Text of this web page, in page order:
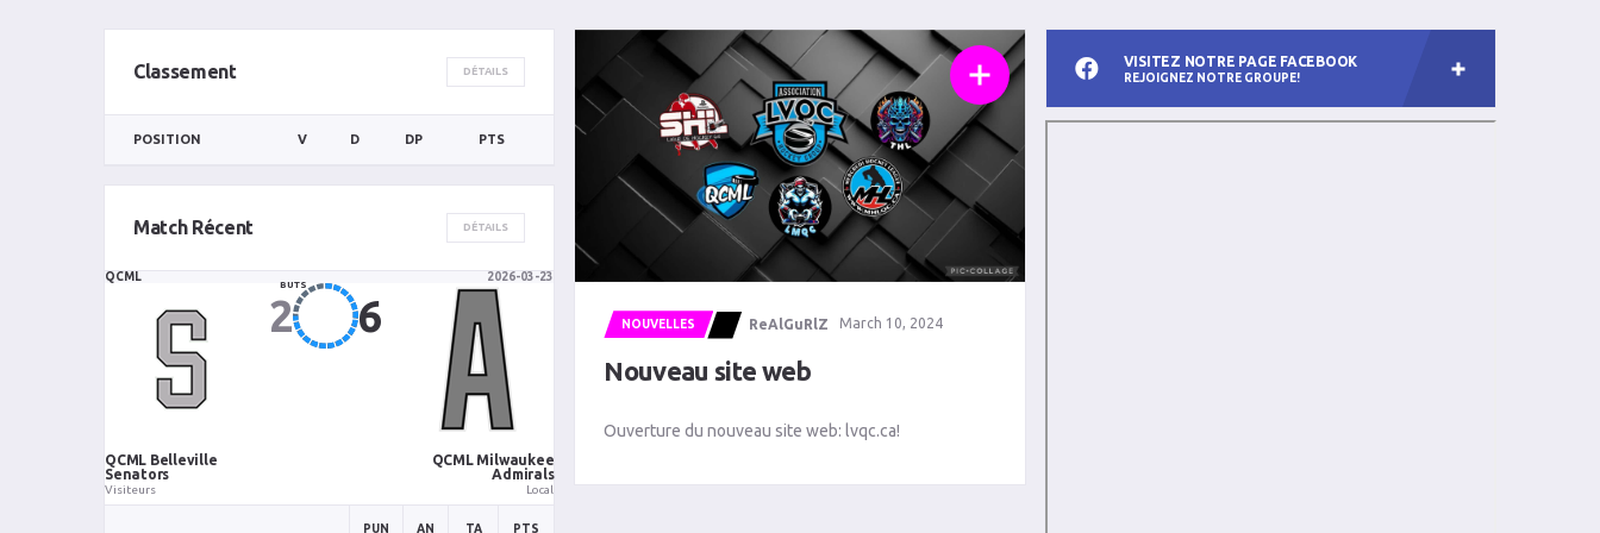
Classement DÉTAILS
POSITION V D DP PTS
Match Récent DÉTAILS
QCML 2026-03-23
QCML Belleville
Senators
Visiteurs
QCML Milwaukee
Admirals
Local
2 6
PUN AN TA PTS
NOUVELLES ReAlGuRlZ March 10, 2024
Nouveau site web
Ouverture du nouveau site web: lvqc.ca!
VISITEZ NOTRE PAGE FACEBOOK
REJOIGNEZ NOTRE GROUPE!